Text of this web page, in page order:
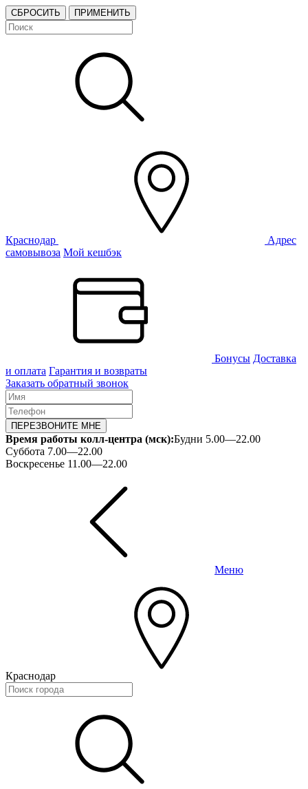
СБРОСИТЬ ПРИМЕНИТЬ
Краснодар
Адрес
самовывоза Мой кешбэк
Бонусы Доставка
и оплата Гарантия и возвраты
Заказать обратный звонок
ПЕРЕЗВОНИТЕ МНЕ
Время работы колл-центра (мск):Будни 5.00—22.00
Суббота 7.00—22.00
Воскресенье 11.00—22.00
Меню
Краснодар